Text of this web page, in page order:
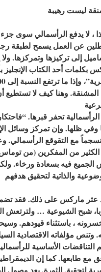
ليست رهيبة
، لا يدفع الرأسمالي سوى
عن العمل يسمح لطبقة
إلى تركيزها وتمركزها.
وهنا كيف لا تستطيع
تحفر قبرها.
وفي ظلها. وإن تمركز وسائل
من المفكرين (من
الجميع فيه بسعادة ورخاء.
عثر ماركس على ذلك. فقد
شبح الشيوعية … ولترتعش
، باستثناء قيودهم.
وتنص مؤلفاته الاقتصادية
التناقضات الأساسية
مع طابعها. كما إن